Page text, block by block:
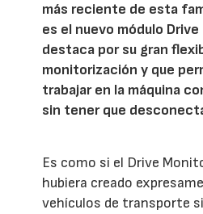
más reciente de esta
es el nuevo módulo
destaca por su gran
monitorización y que
trabajar en la máquina
sin tener que
Es como si el Drive
hubiera creado
vehículos de transporte